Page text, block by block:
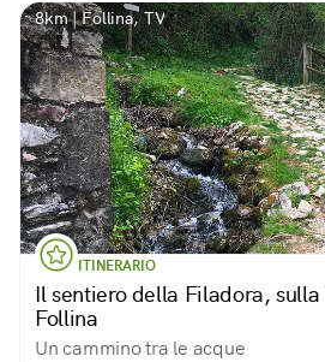
8km | Follina, TV
ITINERARIO
Il sentiero della Filadora,
Follina
Un cammino tra le acque